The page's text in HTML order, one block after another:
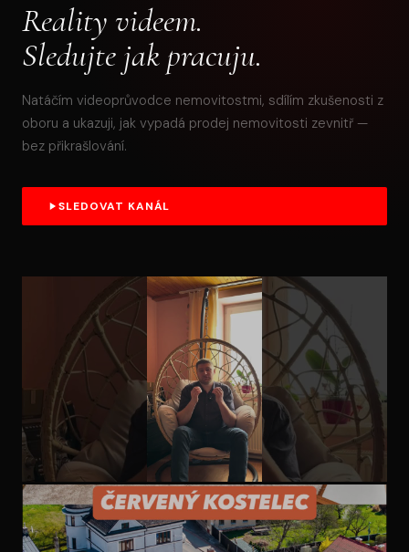
Reality videem.
Sledujte jak pracuju.
Natáčím videoprůvodce nemovitostmi, sdílím zkušenosti z
oboru a ukazuji, jak vypadá prodej nemovitosti zevnitř —
bez přikrašlování.
SLEDOVAT KANÁL
ZKUŠENOST Z OBORU
Moje zkušenost s jinou realitní kanceláří při převodu
domu. Tohle by se stávat nemělo.